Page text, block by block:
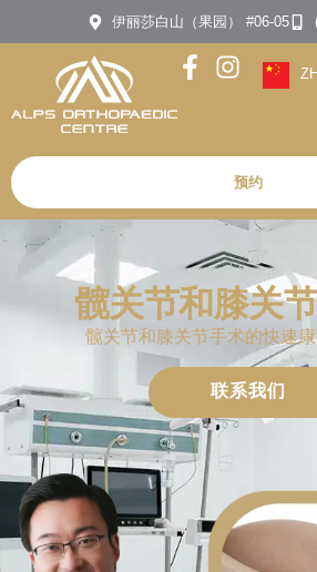
伊丽莎白山（果园） #06-05
ZH
预约
髋关节和膝关
髋关节和膝关节手术的快速康
联系我们